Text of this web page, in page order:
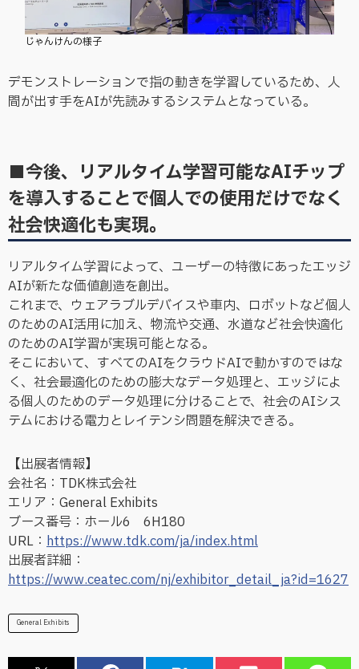
じゃんけんの様子
デモンストレーションで指の動きを学習しているため、人
間が出す手をAIが先読みするシステムとなっている。
■今後、リアルタイム学習可能なAIチップ
を導入することで個人での使用だけでなく
社会快適化も実現。
リアルタイム学習によって、ユーザーの特徴にあったエッジ
AIが新たな価値創造を創出。
これまで、ウェアラブルデバイスや車内、ロボットなど個人
のためのAI活用に加え、物流や交通、水道など社会快適化
のためのAI学習が実現可能となる。
そこにおいて、すべてのAIをクラウドAIで動かすのではな
く、社会最適化のための膨大なデータ処理と、エッジによ
る個人のためのデータ処理に分けることで、社会のAIシス
テムにおける電力とレイテンシ問題を解決できる。
【出展者情報】
会社名：TDK株式会社
エリア：General Exhibits
ブース番号：ホール6 6H180
URL： https://www.tdk.com/ja/index.html
出展者詳細：
https://www.ceatec.com/nj/exhibitor_detail_ja?id=1627
General Exhibits